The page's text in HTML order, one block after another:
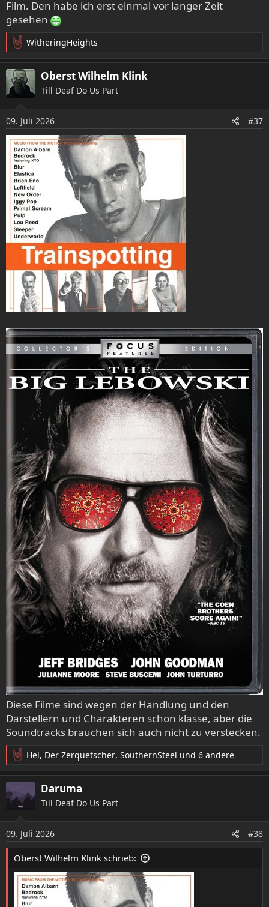
Anderes Beispiel sind die Neun Pforten:
Besonders das Hauptthema triggert bei mir die
Okkulterei, wobei das dann weniger in die esoterische
Richtung geht, sondern in die eher obskuren Teilen der
Philosophiegeschichte wie der Neo-Platonismus oder
Kabalah. Oder ich greife zu Comics wie Sandman oder
Hellblazer. Und wenn mir das dann zu weit geht greife ich
zu einem Buch von Umberto Eco (kann ich immer wieder
lesen), der mich wieder zur Vernunft bringt und das Ganze
mit viel Humor nimmt. Der Soundtrack des Films
manchmal als Begleitung, oder wahlweise auch Black
Metal, wobei da weniger die verträumte Naturvariante
und eher sowas wie Darvaza oder alte Rotting Christ läuft
EDIT: Die Coppola Version Dracula könnte ich bei der
Gothic Phase auch noch nennen (gleicher Komponist wie
bei den neun Pforten). Das betrifft aber nur den
Soundtrack. De Film mag nicht so, weil der zwar durchaus
seine Momente hat, in weiten Teilen mir aber zu schrill, zu
laut und zu bunt ist
Film. Den habe ich erst einmal vor langer Zeit
gesehen
R
e
a
k
t
n
e
n
WitheringHeights
Oberst Wilhelm Klink
Till Deaf Do Us Part
09. Juli 2026 #37
Diese Filme sind wegen der Handlung und den
Darstellern und Charakteren schon klasse, aber die
Soundtracks brauchen sich auch nicht zu verstecken.
R
e
a
k
t
n
e
n
Hel, Der Zerquetscher, SouthernSteel und 6 andere
Daruma
Till Deaf Do Us Part
09. Juli 2026 #38
Oberst Wilhelm Klink schrieb: